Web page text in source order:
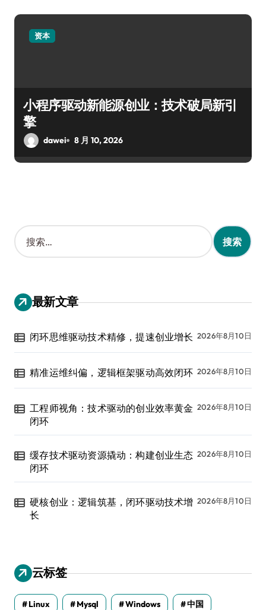
资本
小程序驱动新能源创业：技术破局新引
擎
dawei 8 月 10, 2026
搜
索
：
最新文章
闭环思维驱动技术精修，提速创业增长 2026年8月10日
精准运维纠偏，逻辑框架驱动高效闭环 2026年8月10日
工程师视角：技术驱动的创业效率黄金
闭环
2026年8月10日
缓存技术驱动资源撬动：构建创业生态
闭环
2026年8月10日
硬核创业：逻辑筑基，闭环驱动技术增
长
2026年8月10日
云标签
Linux Mysql Windows 中国